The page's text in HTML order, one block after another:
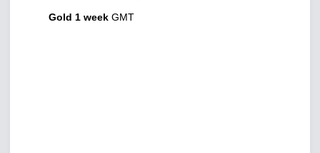
Gold 1 week GMT